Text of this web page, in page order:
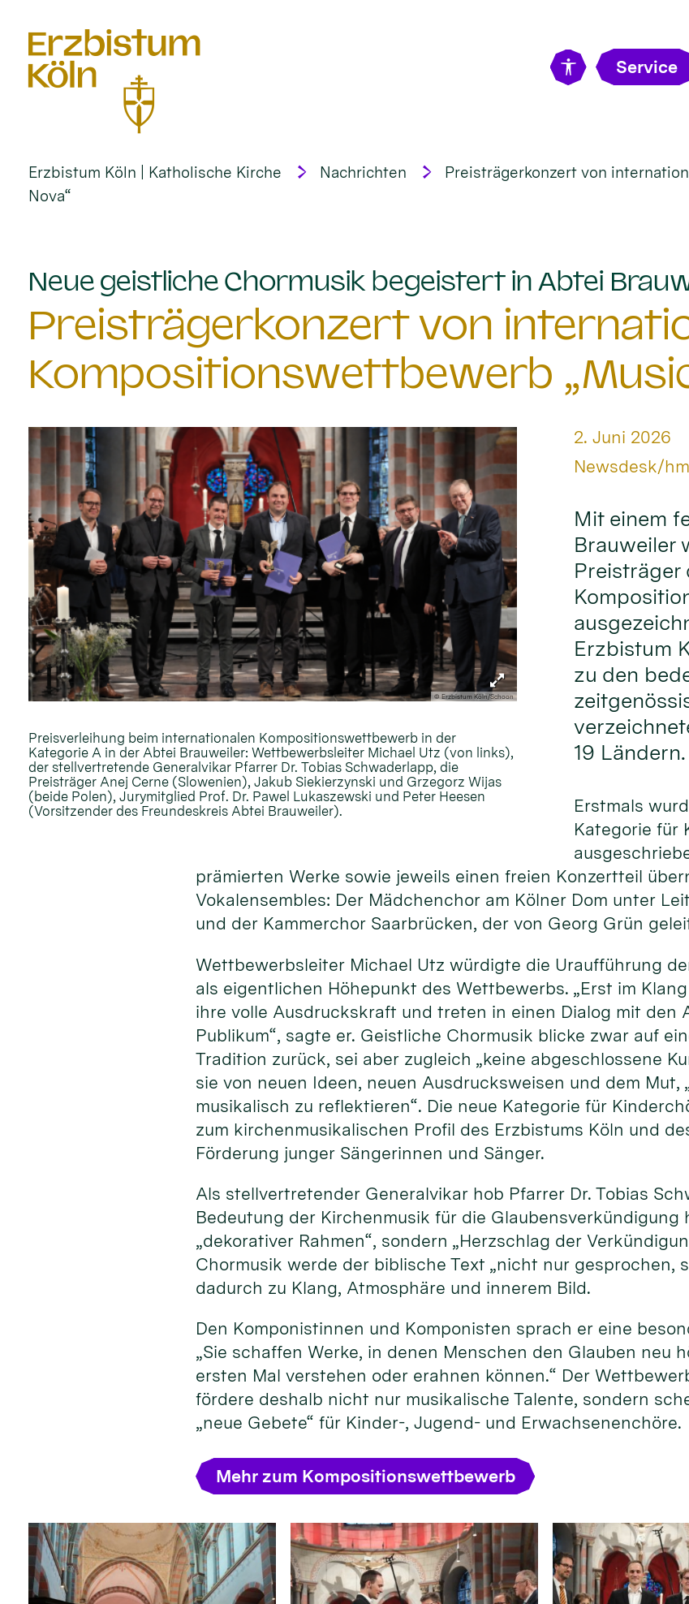
Service
Erzbistum Köln | Katholische Kirche Nachrichten
Preisträgerkonzert von
Nova“
Neue geistliche Chormusik begeistert in Abtei
Preisträgerkonzert von
Kompositionswettbewerb
© Erzbistum Köln/Schoon
Preisverleihung beim internationalen Kompositionswettbewerb in der
Kategorie A in der Abtei Brauweiler: Wettbewerbsleiter Michael Utz (von links),
der stellvertretende Generalvikar Pfarrer Dr. Tobias Schwaderlapp, die
Preisträger Anej Cerne (Slowenien), Jakub Siekierzynski und Grzegorz Wijas
(beide Polen), Jurymitglied Prof. Dr. Pawel Lukaszewski und Peter Heesen
(Vorsitzender des Freundeskreis Abtei Brauweiler).
Datum:
2. Juni 2026
Von:
Newsdesk/
Mit einem
Brauweiler
Preisträger
Erzbistum
zu den
19 Ländern.
Erstmals
Kategorie für
prämierten Werke sowie jeweils einen freien Konzertteil
Vokalensembles: Der Mädchenchor am Kölner Dom unter
und der Kammerchor Saarbrücken, der von Georg Grün
Wettbewerbsleiter Michael Utz würdigte die Uraufführung
als eigentlichen Höhepunkt des Wettbewerbs. „Erst im
ihre volle Ausdruckskraft und treten in einen Dialog mit den
Publikum“, sagte er. Geistliche Chormusik blicke zwar auf
Tradition zurück, sei aber zugleich „keine abgeschlossene
sie von neuen Ideen, neuen Ausdrucksweisen und dem Mut,
musikalisch zu reflektieren“. Die neue Kategorie für
zum kirchenmusikalischen Profil des Erzbistums Köln und
Förderung junger Sängerinnen und Sänger.
Als stellvertretender Generalvikar hob Pfarrer Dr. Tobias
Bedeutung der Kirchenmusik für die Glaubensverkündigung
„dekorativer Rahmen“, sondern „Herzschlag der
Chormusik werde der biblische Text „nicht nur gesprochen,
dadurch zu Klang, Atmosphäre und innerem Bild.
Den Komponistinnen und Komponisten sprach er eine
„Sie schaffen Werke, in denen Menschen den Glauben neu
ersten Mal verstehen oder erahnen können.“ Der
fördere deshalb nicht nur musikalische Talente, sondern
„neue Gebete“ für Kinder-, Jugend- und Erwachsenenchöre.
Mehr zum Kompositionswettbewerb